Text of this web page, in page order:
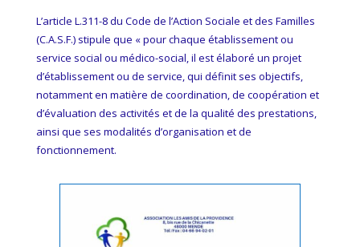
L’article L.311-8 du Code de l’Action Sociale et des Familles
(C.A.S.F.) stipule que « pour chaque établissement ou
service social ou médico-social, il est élaboré un projet
d’établissement ou de service, qui définit ses objectifs,
notamment en matière de coordination, de coopération et
d’évaluation des activités et de la qualité des prestations,
ainsi que ses modalités d’organisation et de
fonctionnement.